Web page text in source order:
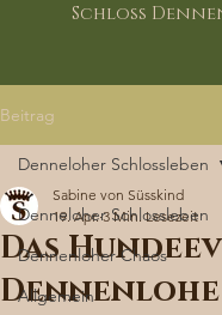
Schloss
Beitrag
Denneloher Schlossleben
Dennenloher Chaos
Allgemein
Denneloher Schlossleben
Das
Dennenlohe
Sabine von Süsskind
19. Apr. 3 Min. Lesezeit